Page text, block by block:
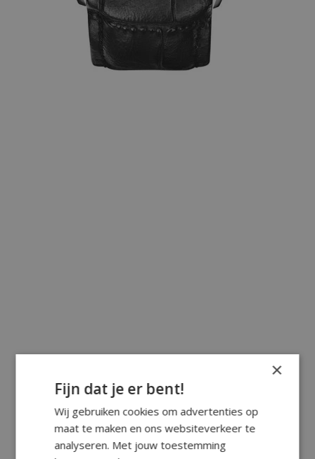
×
Fijn dat je er bent!
Wij gebruiken cookies om advertenties op
maat te maken en ons websiteverkeer te
analyseren. Met jouw toestemming